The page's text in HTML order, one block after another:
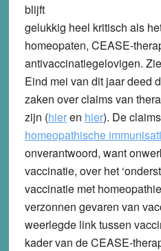
blijft
gelukkig heel kritisch als
homeopaten, CEASE-
antivaccinatiegelovigen.
Eind mei van dit jaar deed
zaken over claims van
zijn (hieren hier). De
homeopathische
onverantwoord, want
vaccinatie, over het
vaccinatie met
verzonnen gevaren van
weerlegde link tussen
kader van de CEASE-